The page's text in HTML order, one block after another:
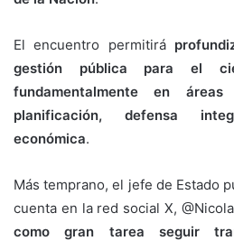
El encuentro permitirá
gestión pública para el
fundamentalmente en
planificación, defensa
económica.
Más temprano, el jefe de Estado
cuenta en la red social X,
como gran tarea seguir